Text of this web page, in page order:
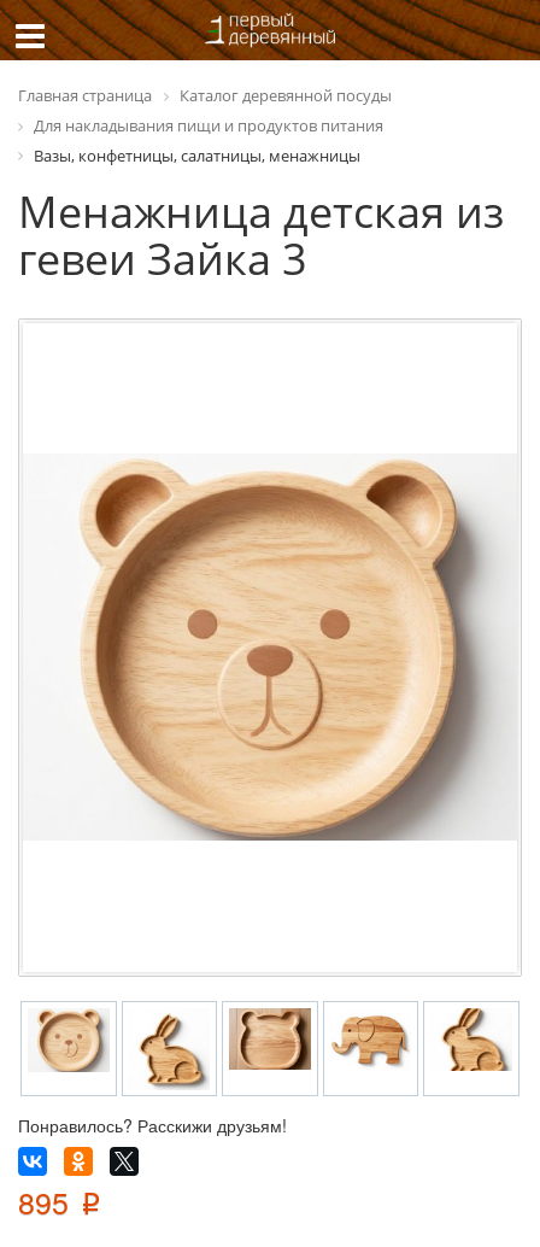
Главная страница
Каталог деревянной посуды
Для накладывания пищи и продуктов питания
Вазы, конфетницы, салатницы, менажницы
Менажница детская из
гевеи Зайка 3
Понравилось? Расскижи друзьям!
895 p